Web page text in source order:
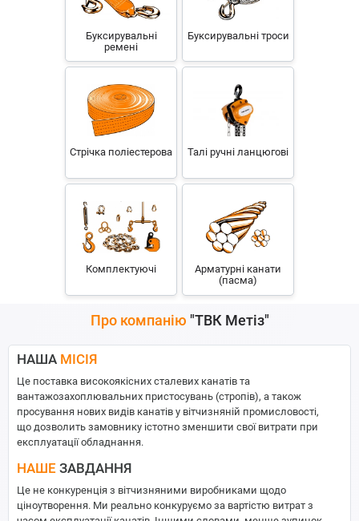
Буксирувальні
ремені
Буксирувальні троси
Стрічка поліестерова Талі ручні ланцюгові
Комплектуючі
Арматурні канати
(пасма)
Про компанію "ТВК Метіз"
НАША МІСІЯ
Це поставка високоякісних сталевих канатів та
вантажозахоплювальних пристосувань (стропів), а також
просування нових видів канатів у вітчизняній промисловості,
що дозволить замовнику істотно зменшити свої витрати при
експлуатації обладнання.
НАШЕ ЗАВДАННЯ
Це не конкуренція з вітчизняними виробниками щодо
ціноутворення. Ми реально конкуруємо за вартістю витрат з